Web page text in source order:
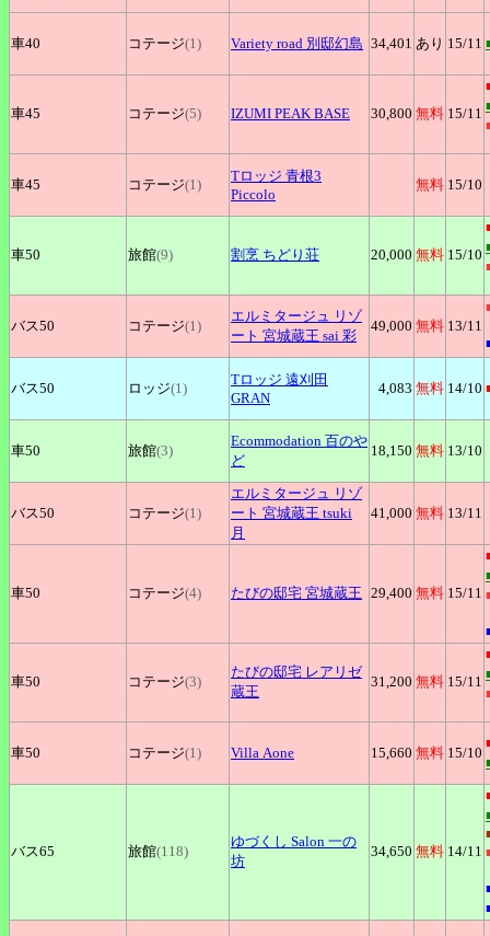
車40 コテージ(1) Variety road 別邸幻島 34,401 あり 15/11
車45 コテージ(5) IZUMI PEAK BASE 30,800 無料 15/11
車45 コテージ(1)
Tロッジ 青根3
Piccolo
無料 15/10
車50 旅館(9) 割烹 ちどり荘 20,000 無料 15/10
バス50 コテージ(1)
エルミタージュ リゾ
ート 宮城蔵王 sai 彩
49,000 無料 13/11
バス50 ロッジ(1)
Tロッジ 遠刈田
GRAN
4,083 無料 14/10
車50 旅館(3)
Ecommodation 百のや
ど
18,150 無料 13/10
バス50 コテージ(1)
エルミタージュ リゾ
ート 宮城蔵王 tsuki
月
41,000 無料 13/11
車50 コテージ(4) たびの邸宅 宮城蔵王 29,400 無料 15/11
車50 コテージ(3)
たびの邸宅 レアリゼ
蔵王
31,200 無料 15/11
車50 コテージ(1) Villa Aone 15,660 無料 15/10
バス65 旅館(118)
ゆづくし Salon 一の
坊
34,650 無料 14/11